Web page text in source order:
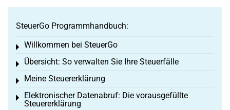
SteuerGo Programmhandbuch:
Willkommen bei SteuerGo
Toggle menu
Übersicht: So verwalten Sie Ihre Steuerfälle
Toggle menu
Meine Steuererklärung
Toggle menu
Elektronischer Datenabruf: Die vorausgefüllte
Steuererklärung
Toggle menu